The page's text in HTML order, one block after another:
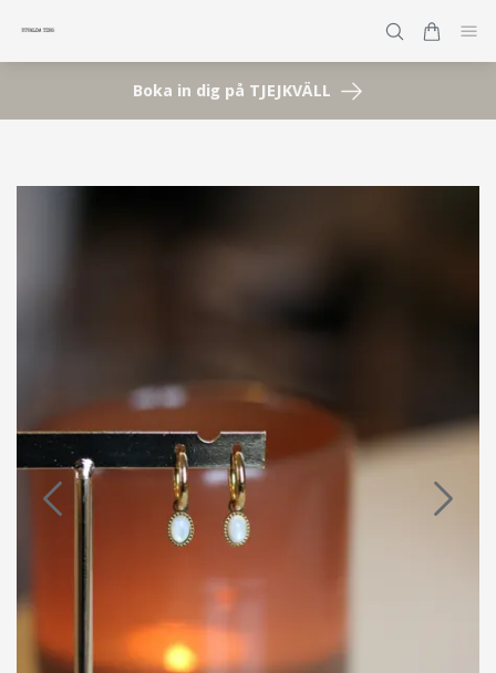
Boka in dig på TJEJKVÄLL